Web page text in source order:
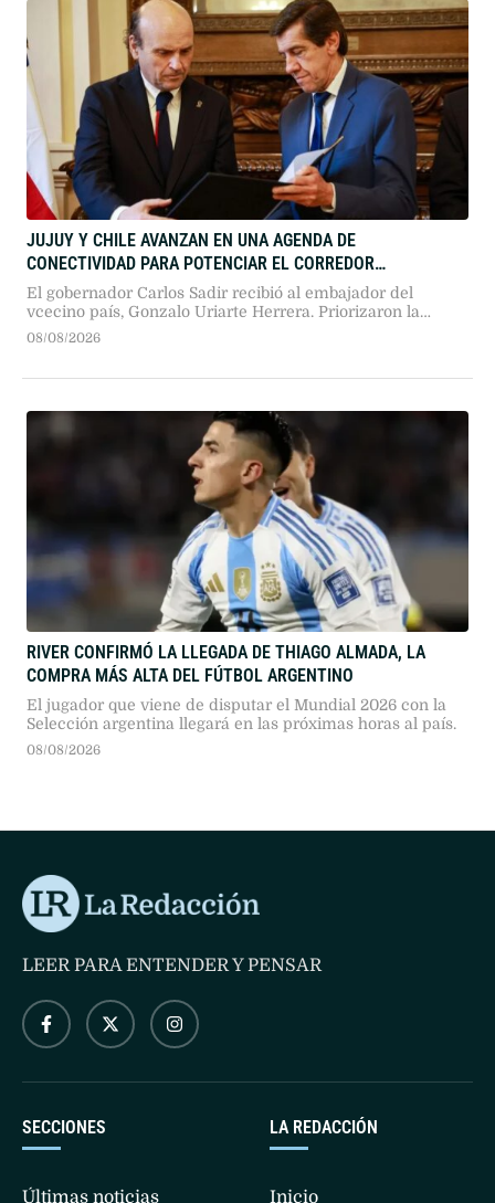
JUJUY Y CHILE AVANZAN EN UNA AGENDA DE
CONECTIVIDAD PARA POTENCIAR EL CORREDOR
BIOCEÁNICO
El gobernador Carlos Sadir recibió al embajador del
vcecino país, Gonzalo Uriarte Herrera. Priorizaron la
optimización del Paso de Jama, la conectividad digital y la
08/08/2026
RIVER CONFIRMÓ LA LLEGADA DE THIAGO ALMADA, LA
COMPRA MÁS ALTA DEL FÚTBOL ARGENTINO
El jugador que viene de disputar el Mundial 2026 con la
Selección argentina llegará en las próximas horas al país.
08/08/2026
LA REDACCIÓN
Inicio
SECCIONES
Últimas noticias
LEER PARA ENTENDER Y PENSAR